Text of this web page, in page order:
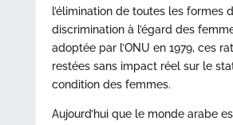
l’élimination de toutes les formes
discrimination à l’égard des
adoptée par l’ONU en 1979, ces
restées sans impact réel sur le
condition des femmes.
Aujourd’hui que le monde arabe